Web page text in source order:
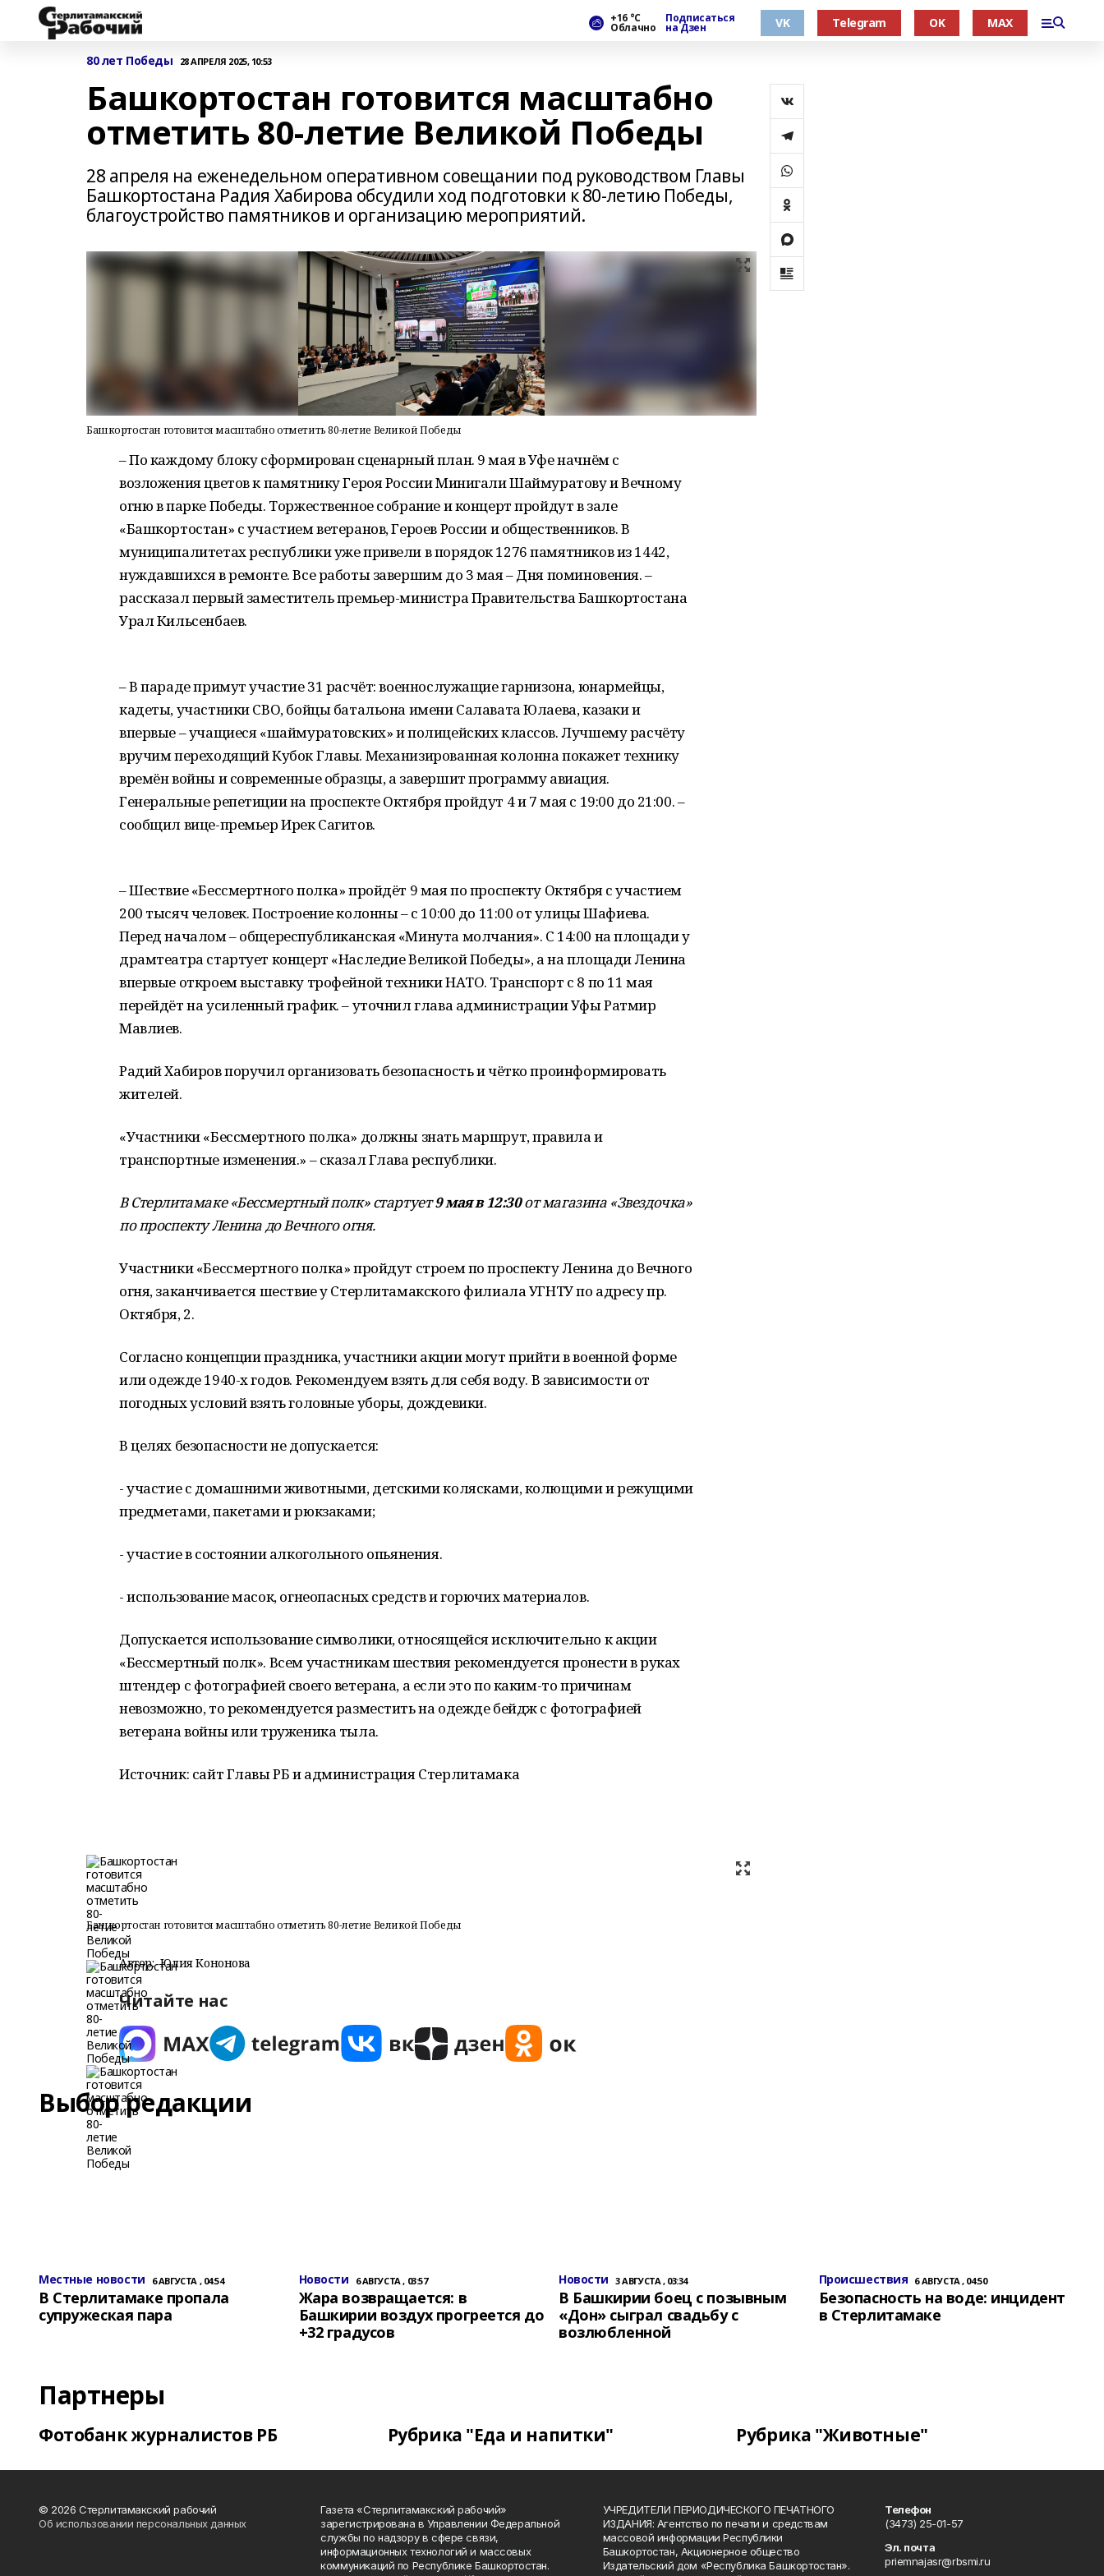
+16 °С
Облачно
Подписаться
на Дзен VK Telegram OK MAX
80 лет Победы 28 АПРЕЛЯ 2025, 10:53
Башкортостан готовится масштабно
отметить 80-летие Великой Победы
28 апреля на еженедельном оперативном совещании под руководством Главы
Башкортостана Радия Хабирова обсудили ход подготовки к 80-летию Победы,
благоустройство памятников и организацию мероприятий.
Башкортостан готовится масштабно отметить 80-летие Великой Победы
– По каждому блоку сформирован сценарный план. 9 мая в Уфе начнём с
возложения цветов к памятнику Героя России Минигали Шаймуратову и Вечному
огню в парке Победы. Торжественное собрание и концерт пройдут в зале
«Башкортостан» с участием ветеранов, Героев России и общественников. В
муниципалитетах республики уже привели в порядок 1276 памятников из 1442,
нуждавшихся в ремонте. Все работы завершим до 3 мая – Дня поминовения. –
рассказал первый заместитель премьер-министра Правительства Башкортостана
Урал Кильсенбаев.
– В параде примут участие 31 расчёт: военнослужащие гарнизона, юнармейцы,
кадеты, участники СВО, бойцы батальона имени Салавата Юлаева, казаки и
впервые – учащиеся «шаймуратовских» и полицейских классов. Лучшему расчёту
вручим переходящий Кубок Главы. Механизированная колонна покажет технику
времён войны и современные образцы, а завершит программу авиация.
Генеральные репетиции на проспекте Октября пройдут 4 и 7 мая с 19:00 до 21:00. –
сообщил вице-премьер Ирек Сагитов.
– Шествие «Бессмертного полка» пройдёт 9 мая по проспекту Октября с участием
200 тысяч человек. Построение колонны – с 10:00 до 11:00 от улицы Шафиева.
Перед началом – общереспубликанская «Минута молчания». С 14:00 на площади у
драмтеатра стартует концерт «Наследие Великой Победы», а на площади Ленина
впервые откроем выставку трофейной техники НАТО. Транспорт с 8 по 11 мая
перейдёт на усиленный график. – уточнил глава администрации Уфы Ратмир
Мавлиев.
Радий Хабиров поручил организовать безопасность и чётко проинформировать
жителей.
«Участники «Бессмертного полка» должны знать маршрут, правила и
транспортные изменения.» – сказал Глава республики.
В Стерлитамаке «Бессмертный полк» стартует9 мая в 12:30от магазина «Звездочка»
по проспекту Ленина до Вечного огня.
Участники «Бессмертного полка» пройдут строем по проспекту Ленина до Вечного
огня, заканчивается шествие у Стерлитамакского филиала УГНТУ по адресу пр.
Октября, 2.
Согласно концепции праздника, участники акции могут прийти в военной форме
или одежде 1940-х годов. Рекомендуем взять для себя воду. В зависимости от
погодных условий взять головные уборы, дождевики.
В целях безопасности не допускается:
- участие с домашними животными, детскими колясками, колющими и режущими
предметами, пакетами и рюкзаками;
- участие в состоянии алкогольного опьянения.
- использование масок, огнеопасных средств и горючих материалов.
Допускается использование символики, относящейся исключительно к акции
«Бессмертный полк». Всем участникам шествия рекомендуется пронести в руках
штендер с фотографией своего ветерана, а если это по каким-то причинам
невозможно, то рекомендуется разместить на одежде бейдж с фотографией
ветерана войны или труженика тыла.
Источник: сайт Главы РБ и администрация Стерлитамака
Башкортостан готовится масштабно отметить 80-летие Великой Победы
Автор: Юлия Кононова
Читайте нас
Выбор редакции
Местные новости 6 АВГУСТА , 04:54
В Стерлитамаке пропала
супружеская пара
Новости 6 АВГУСТА , 03:57
Жара возвращается: в
Башкирии воздух прогреется до
+32 градусов
Новости 3 АВГУСТА , 03:34
В Башкирии боец с позывным
«Дон» сыграл свадьбу с
возлюбленной
Происшествия 6 АВГУСТА , 04:50
Безопасность на воде: инцидент
в Стерлитамаке
Партнеры
Фотобанк журналистов РБ Рубрика "Еда и напитки" Рубрика "Животные"
© 2026 Стерлитамакский рабочий
Об использовании персональных данных
Газета «Стерлитамакский рабочий»
зарегистрирована в Управлении Федеральной
службы по надзору в сфере связи,
информационных технологий и массовых
коммуникаций по Республике Башкортостан.
УЧРЕДИТЕЛИ ПЕРИОДИЧЕСКОГО ПЕЧАТНОГО
ИЗДАНИЯ: Агентство по печати и средствам
массовой информации Республики
Башкортостан, Акционерное общество
Издательский дом «Республика Башкортостан».
Телефон
(3473) 25-01-57
Эл. почта
priemnajasr@rbsmi.ru